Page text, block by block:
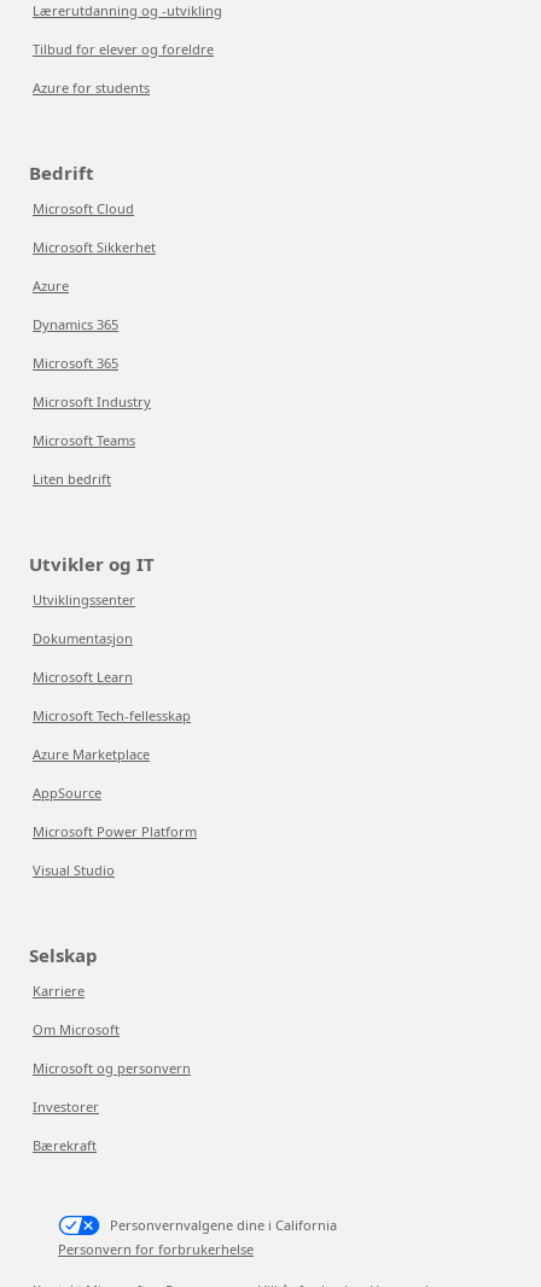
Lærerutdanning og -utvikling
Tilbud for elever og foreldre
Azure for students
Bedrift
Microsoft Cloud
Microsoft Sikkerhet
Azure
Dynamics 365
Microsoft 365
Microsoft Industry
Microsoft Teams
Liten bedrift
Utvikler og IT
Utviklingssenter
Dokumentasjon
Microsoft Learn
Microsoft Tech-fellesskap
Azure Marketplace
AppSource
Microsoft Power Platform
Visual Studio
Selskap
Karriere
Om Microsoft
Microsoft og personvern
Investorer
Bærekraft
Personvernvalgene dine i California
Personvern for forbrukerhelse